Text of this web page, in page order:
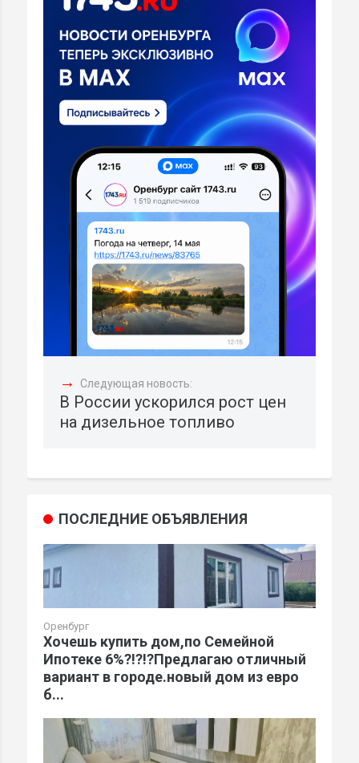
→ Следующая новость:
В России ускорился рост цен
на дизельное топливо
ПОСЛЕДНИЕ ОБЪЯВЛЕНИЯ
Оренбург
Хочешь купить дом,по Семейной
Ипотеке 6%?!?!?Предлагаю отличный
вариант в городе.новый дом из евро
б...